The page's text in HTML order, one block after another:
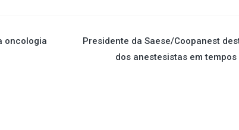
oncologia
Presidente da Saese/Coopanest
dos anestesistas em